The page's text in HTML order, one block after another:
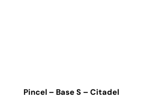
Pincel – Base S – Citadel